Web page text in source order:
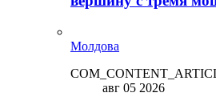
Молдова
авг 05 2026